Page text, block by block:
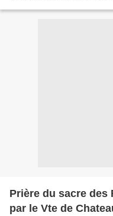
Prière du sacre des
par le Vte de